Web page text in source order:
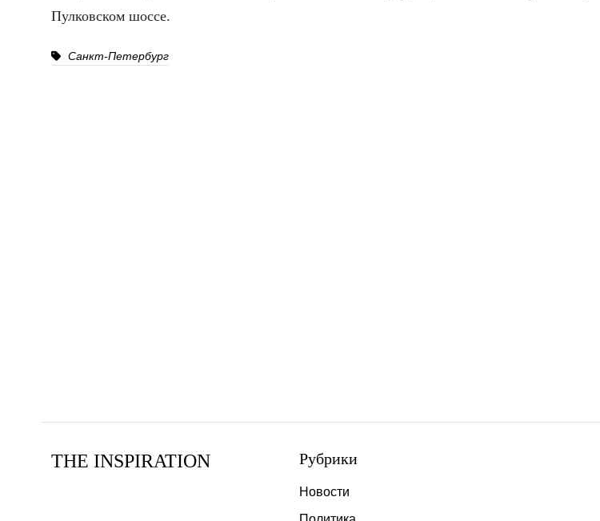
Пулковском шоссе.
Санкт-Петербург
THE INSPIRATION Рубрики
Новости